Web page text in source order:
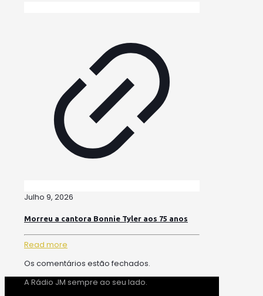
Julho 9, 2026
Morreu a cantora Bonnie Tyler aos 75 anos
Read more
Os comentários estão fechados.
A Rádio JM sempre ao seu lado.